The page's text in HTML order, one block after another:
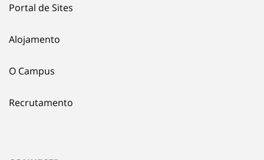
Portal de Sites
Alojamento
O Campus
Recrutamento